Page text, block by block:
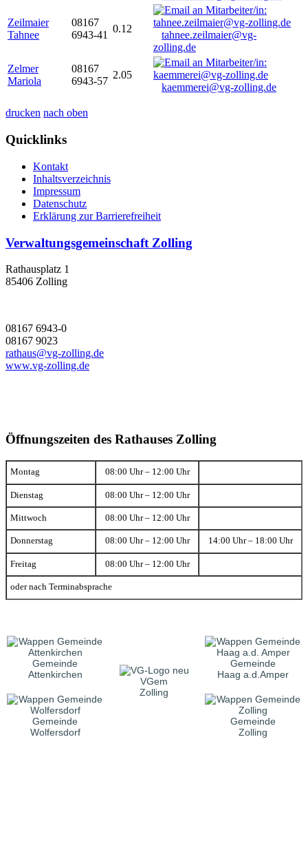
Zeilmaier
Tahnee
08167
6943-41
0.12
tahnee.zeilmaier@vg-
zolling.de
Zelmer
Mariola
08167
6943-57
2.05
kaemmerei@vg-zolling.de
drucken nach oben
Quicklinks
Kontakt
Inhaltsverzeichnis
Impressum
Datenschutz
Erklärung zur Barrierefreiheit
Verwaltungsgemeinschaft Zolling
Rathausplatz 1
85406 Zolling
08167 6943-0
08167 9023
rathaus@vg-zolling.de
www.vg-zolling.de
Öffnungszeiten des Rathauses Zolling
Montag 08:00 Uhr – 12:00 Uhr
Dienstag 08:00 Uhr – 12:00 Uhr
Mittwoch 08:00 Uhr – 12:00 Uhr
Donnerstag 08:00 Uhr – 12:00 Uhr 14:00 Uhr – 18:00 Uhr
Freitag 08:00 Uhr – 12:00 Uhr
oder nach Terminabsprache
Gemeinde
Attenkirchen
VGem
Zolling
Gemeinde
Haag a.d.Amper
Gemeinde
Wolfersdorf
Gemeinde
Zolling